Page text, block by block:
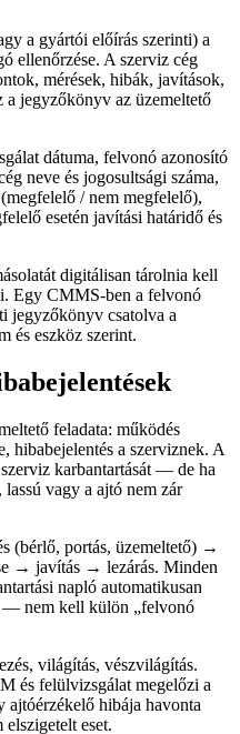
a gyártói előírás szerinti) a
ellenőrzése. A szerviz cég
mérések, hibák, javítások,
jegyzőkönyv az üzemeltető
dátuma, felvonó azonosító
neve és jogosultsági száma,
/ nem megfelelő),
esetén javítási határidő és
digitálisan tárolnia kell
Egy CMMS-ben a felvonó
jegyzőkönyv csatolva a
és eszköz szerint.
feladata: működés
hibabejelentés a szerviznek. A
karbantartását — de ha
vagy a ajtó nem zár
(bérlő, portás, üzemeltető) →
→ javítás → lezárás. Minden
napló automatikusan
— nem kell külön „felvonó
világítás, vészvilágítás.
és felülvizsgálat megelőzi a
ajtóérzékelő hibája havonta
elszigetelt eset.